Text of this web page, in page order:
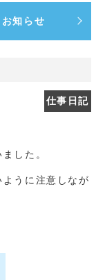
お知らせ
仕事日記
した。
うに注意しなが